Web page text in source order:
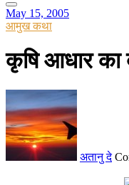
May 15, 2005
आमुख कथा
कृषि आधार का
अतानु दे